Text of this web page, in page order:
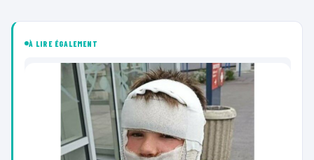
À LIRE ÉGALEMENT